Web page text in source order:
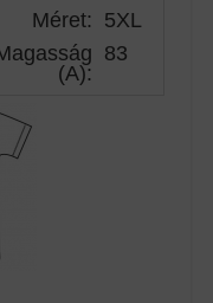
Méret: 5XL
(A):
83